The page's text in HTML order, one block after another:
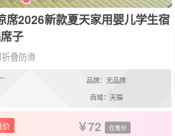
席2026新款夏天家用婴儿学生宿
子
叠防滑
品牌：无品牌
商城：天猫
价 72 在售价